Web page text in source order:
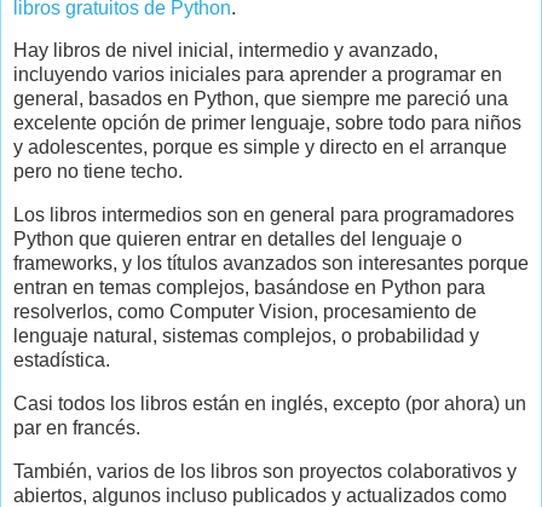
libros gratuitos de Python.
Hay libros de nivel inicial, intermedio y avanzado,
incluyendo varios iniciales para aprender a programar en
general, basados en Python, que siempre me pareció una
excelente opción de primer lenguaje, sobre todo para niños
y adolescentes, porque es simple y directo en el arranque
pero no tiene techo.
Los libros intermedios son en general para programadores
Python que quieren entrar en detalles del lenguaje o
frameworks, y los títulos avanzados son interesantes porque
entran en temas complejos, basándose en Python para
resolverlos, como Computer Vision, procesamiento de
lenguaje natural, sistemas complejos, o probabilidad y
estadística.
Casi todos los libros están en inglés, excepto (por ahora) un
par en francés.
También, varios de los libros son proyectos colaborativos y
abiertos, algunos incluso publicados y actualizados como